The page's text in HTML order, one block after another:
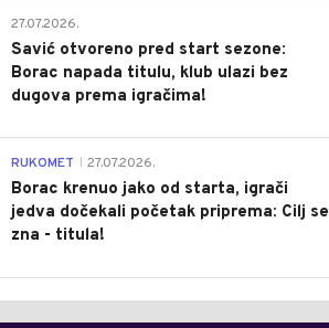
27.07.2026.
Savić otvoreno pred start sezone:
Borac napada titulu, klub ulazi bez
dugova prema igračima!
RUKOMET 27.07.2026.
Borac krenuo jako od starta, igrači
jedva dočekali početak priprema: Cilj se
zna - titula!